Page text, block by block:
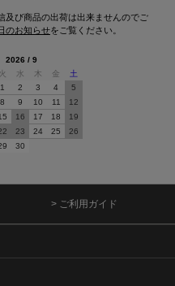
及び商品の出荷は出来ませんのでご
のお知らせをご覧ください。
2026 / 9
火 水 木 金
土
1
2 3 4
5
8 9 10 11
12
16 17 18
19
23 24 25
26
30
> ご利用ガイド